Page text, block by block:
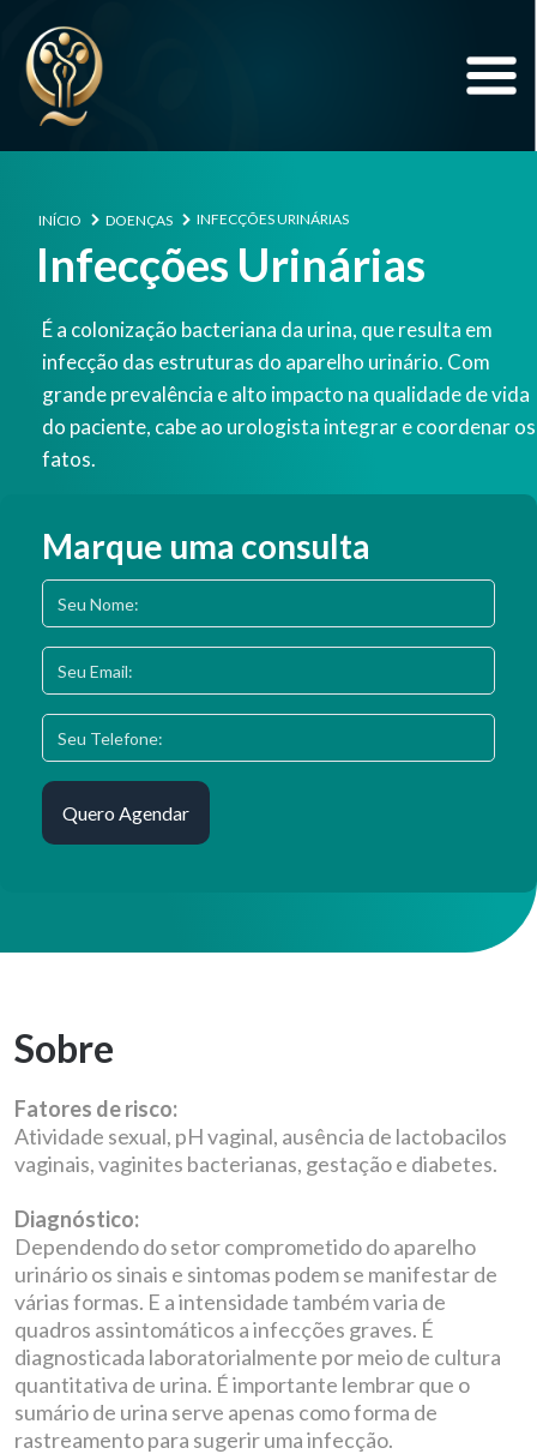
INÍCIO DOENÇAS INFECÇÕES URINÁRIAS
Infecções Urinárias
É a colonização bacteriana da urina, que resulta em
infecção das estruturas do aparelho urinário. Com
grande prevalência e alto impacto na qualidade de vida
do paciente, cabe ao urologista integrar e coordenar os
fatos.
Marque uma consulta
Sobre
Fatores de risco:
Atividade sexual, pH vaginal, ausência de lactobacilos
vaginais, vaginites bacterianas, gestação e diabetes.
Diagnóstico:
Dependendo do setor comprometido do aparelho
urinário os sinais e sintomas podem se manifestar de
várias formas. E a intensidade também varia de
quadros assintomáticos a infecções graves. É
diagnosticada laboratorialmente por meio de cultura
quantitativa de urina. É importante lembrar que o
sumário de urina serve apenas como forma de
rastreamento para sugerir uma infecção.